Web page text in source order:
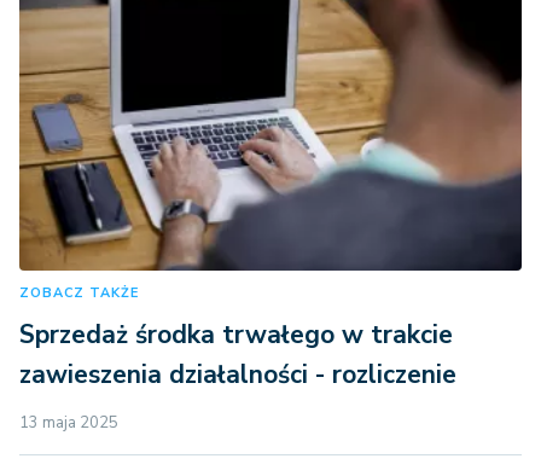
ZOBACZ TAKŻE
Sprzedaż środka trwałego w trakcie
zawieszenia działalności - rozliczenie
13 maja 2025